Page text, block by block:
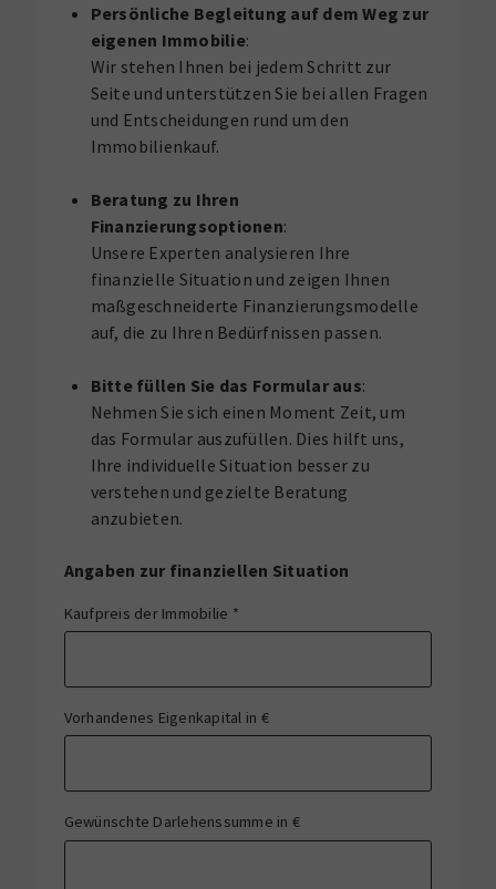
Persönliche Begleitung auf dem Weg zur
eigenen Immobilie:
Wir stehen Ihnen bei jedem Schritt zur
Seite und unterstützen Sie bei allen Fragen
und Entscheidungen rund um den
Immobilienkauf.
Beratung zu Ihren
Finanzierungsoptionen:
Unsere Experten analysieren Ihre
finanzielle Situation und zeigen Ihnen
maßgeschneiderte Finanzierungsmodelle
auf, die zu Ihren Bedürfnissen passen.
Bitte füllen Sie das Formular aus:
Nehmen Sie sich einen Moment Zeit, um
das Formular auszufüllen. Dies hilft uns,
Ihre individuelle Situation besser zu
verstehen und gezielte Beratung
anzubieten.
Angaben zur finanziellen Situation
Kaufpreis der Immobilie *
Vorhandenes Eigenkapital in €
Gewünschte Darlehenssumme in €